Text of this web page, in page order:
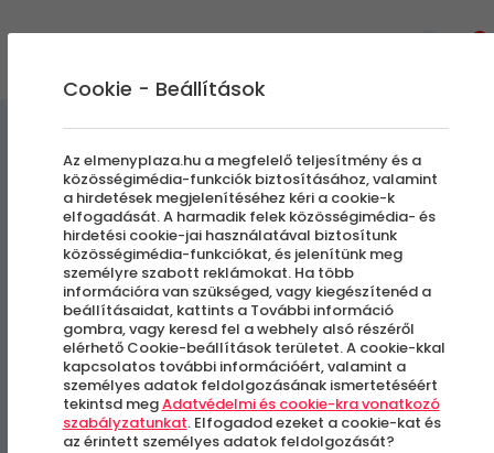
Sun City Szabadidőközpont
Elő- és utószezoni pihenés
Hódmezővásárhely, Kopáncs
Cookie - Beállítások
Az elmenyplaza.hu a megfelelő teljesítmény és a
közösségimédia-funkciók biztosításához, valamint
a hirdetések megjelenítéséhez kéri a cookie-k
elfogadását. A harmadik felek közösségimédia- és
hirdetési cookie-jai használatával biztosítunk
közösségimédia-funkciókat, és jelenítünk meg
személyre szabott reklámokat. Ha több
információra van szükséged, vagy kiegészítenéd a
beállításaidat, kattints a További információ
gombra, vagy keresd fel a webhely alsó részéről
elérhető Cookie-beállítások területet. A cookie-kkal
kapcsolatos további információért, valamint a
személyes adatok feldolgozásának ismertetéséért
tekintsd megAdatvédelmi és cookie-kra vonatkozó
szabályzatunkat. Elfogadod ezeket a cookie-kat és
az érintett személyes adatok feldolgozását?